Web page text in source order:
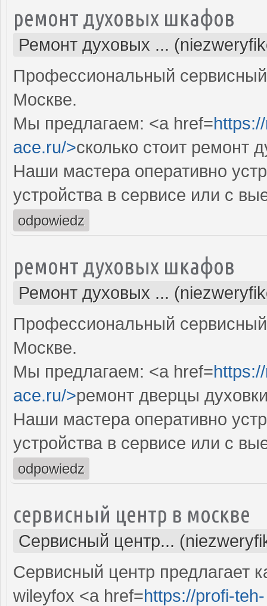
ремонт духовых шкафов
Ремонт духовых ...
Профессиональный
Москве.
Мы предлагаем: <a href=
ace.ru/>сколько стоит ремонт
Наши мастера оперативно
устройства в сервисе или с
odpowiedz
ремонт духовых шкафов
Ремонт духовых ...
Профессиональный
Москве.
Мы предлагаем: <a href=
ace.ru/>ремонт дверцы
Наши мастера оперативно
устройства в сервисе или с
odpowiedz
сервисный центр в москве
Сервисный центр...
Сервисный центр предлагает
wileyfox <a href=https://profi-teh-